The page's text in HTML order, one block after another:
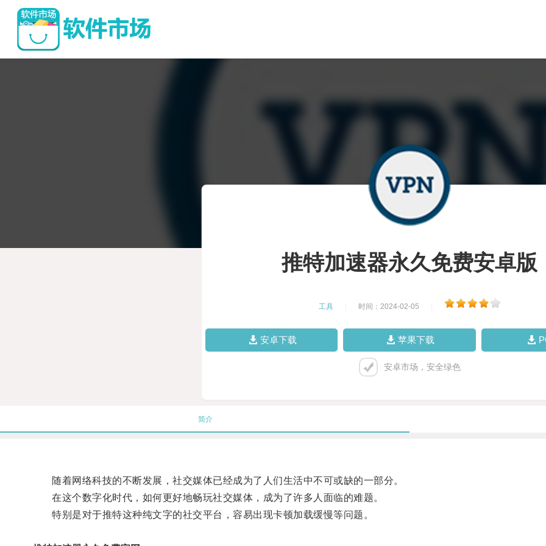
推特加速器永久免费安卓版
工具 时间：2024-02-05
安卓下载 苹果下载
安卓市场，安全绿色
简介
随着网络科技的不断发展，社交媒体已经成为了人们生活中不可或缺的一部分。
在这个数字化时代，如何更好地畅玩社交媒体，成为了许多人面临的难题。
特别是对于推特这种纯文字的社交平台，容易出现卡顿加载缓慢等问题。